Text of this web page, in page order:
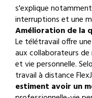
s'explique
interruptions et une
Amélioration de la
Le télétravail offre
aux collaborateurs
et vie personnelle.
travail à distance
estiment avoir un